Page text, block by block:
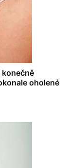
konečně
oholené